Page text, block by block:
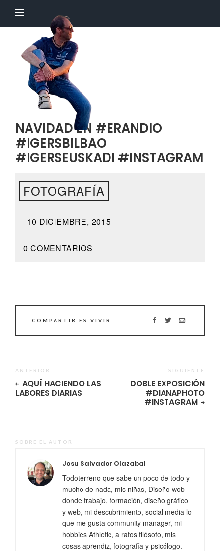
Profesor
NAVIDAD EN #ERANDIO
#IGERSBILBAO
#IGERSEUSKADI #INSTAGRAM
FOTOGRAFÍA
10 DICIEMBRE, 2015
0 COMENTARIOS
COMPARTIR ES VIVIR
ANTERIOR
AQUÍ HACIENDO LAS
LABORES DIARIAS
SIGUIENTE
DOBLE EXPOSICIÓN
#DIANAPHOTO
#INSTAGRAM
SOBRE EL AUTOR
Josu Salvador Olazabal
Todoterreno que sabe un poco de todo y
mucho de nada, mis niñas, Diseño web
donde trabajo, formación, diseño gráfico
y web, mi descubrimiento, social media lo
que me gusta community manager, mi
hobbies Athletic, a ratos filósofo, mis
cosas aprendiz, fotografía y psicólogo.